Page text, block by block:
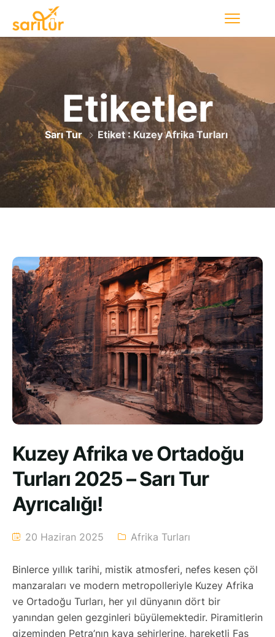
Etiketler
Sarı Tur Etiket : Kuzey Afrika Turları
Kuzey Afrika ve Ortadoğu
Turları 2025 – Sarı Tur
Ayrıcalığı!
20 Haziran 2025 Afrika Turları
Binlerce yıllık tarihi, mistik atmosferi, nefes kesen çöl
manzaraları ve modern metropolleriyle Kuzey Afrika
ve Ortadoğu Turları, her yıl dünyanın dört bir
yanından gelen gezginleri büyülemektedir. Piramitlerin
gizeminden Petra’nın kaya şehirlerine, hareketli Fas